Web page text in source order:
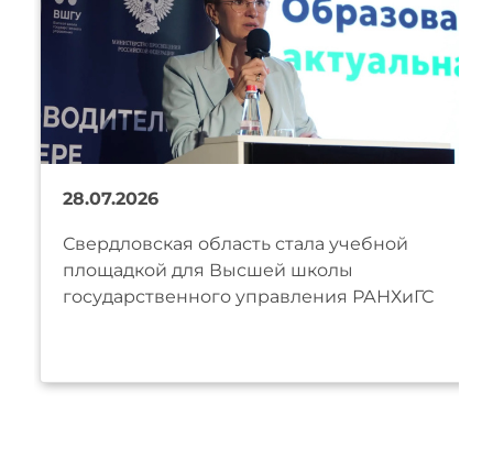
28.07.2026
Свердловская область стала учебной
площадкой для Высшей школы
государственного управления РАНХиГС